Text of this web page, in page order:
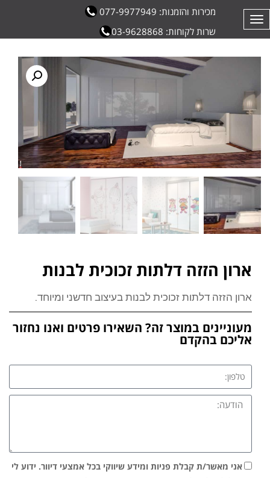
מכירות והזמנות: 077-9977949
שרות לקוחות: 03-9628868
תפריט
ארון הזזה דלתות זכוכית לבנות
ארון הזזה דלתות זכוכית לבנות בעיצוב חדשני ומיוחד.
מעוניינים במוצר זה? השאירו פרטים ואנו נחזור
אליכם בהקדם
אני מאשר/ת קבלת פניות ומידע שיווקי בכל אמצעי דיוור. ידוע לי